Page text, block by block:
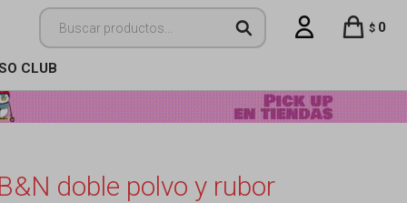
CLUB
$ 0
doble polvo y rubor